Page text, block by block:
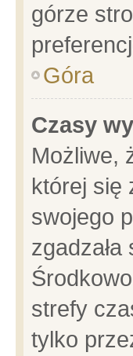
górze
Góra
Czasy
Możliwe,
której się
swojego
strefy
tylko